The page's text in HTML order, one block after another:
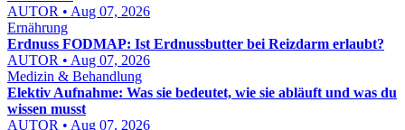
AUTOR • Aug 07, 2026
Ernährung
Erdnuss FODMAP: Ist Erdnussbutter bei Reizdarm erlaubt?
AUTOR • Aug 07, 2026
Medizin & Behandlung
Elektiv Aufnahme: Was sie bedeutet, wie sie abläuft und was du
wissen musst
AUTOR • Aug 07, 2026